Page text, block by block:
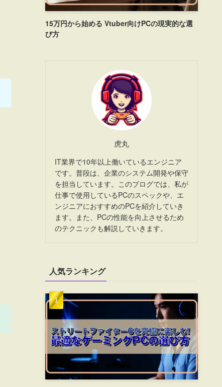
15万円から始める Vtuber向けPCの現実的な選
び方
虎丸
IT業界で10年以上働いているエンジニア
です。普段は、企業のシステム開発や保守
を担当しています。このブログでは、私が
仕事で使用しているPCのスペックや、エ
ンジニアにおすすめのPCを紹介していき
ます。また、PCの性能を向上させるため
のテクニックも解説していきます。
人気ランキング